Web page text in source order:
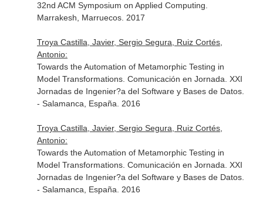
32nd ACM Symposium on Applied Computing.
Marrakesh, Marruecos. 2017
Troya Castilla, Javier, Sergio Segura, Ruiz Cortés,
Antonio:
Towards the Automation of Metamorphic Testing in
Model Transformations. Comunicación en Jornada. XXI
Jornadas de Ingenier?a del Software y Bases de Datos.
- Salamanca, España. 2016
Troya Castilla, Javier, Sergio Segura, Ruiz Cortés,
Antonio:
Towards the Automation of Metamorphic Testing in
Model Transformations. Comunicación en Jornada. XXI
Jornadas de Ingenier?a del Software y Bases de Datos.
- Salamanca, España. 2016